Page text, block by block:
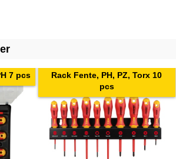
7 pcs
Rack Fente, PH, PZ, Torx 10
pcs